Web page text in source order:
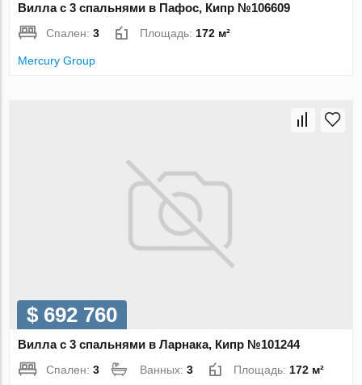
Вилла с 3 спальнями в Пафос, Кипр №106609
Спален:3 Площадь: 172 м²
Mercury Group
$ 692 760
Вилла с 3 спальнями в Ларнака, Кипр №101244
Спален:3 Ванных:3 Площадь: 172 м²